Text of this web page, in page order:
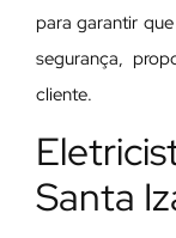
para garantir
segurança,
cliente.
Santa